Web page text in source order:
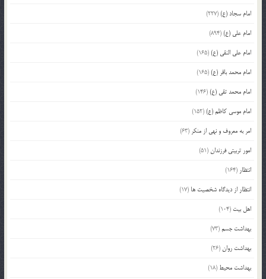
امام سجاد (ع)(227)
امام علی (ع)(894)
امام علی النقی (ع)(165)
امام محمد باقر (ع)(165)
امام محمد تقی (ع)(146)
امام موسی کاظم (ع)(152)
امر به معروف و نهی از منکر (63)
امور تربیتی فرزندان(51)
انتظار (164)
انتظار از دیدگاه شخصیت ها (17)
اهل بیت (104)
بهداشت جسم(73)
بهداشت روان(26)
بهداشت محیط (18)